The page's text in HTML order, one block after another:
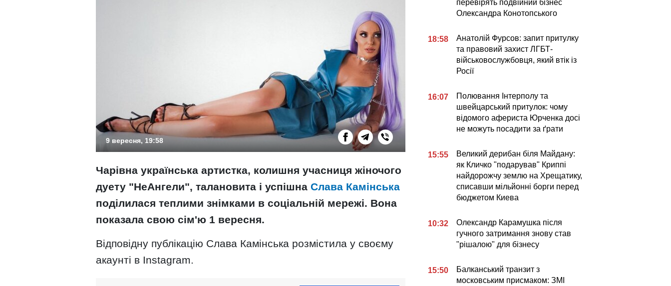
9 вересня, 19:58
Чарівна українська артистка, колишня учасниця жіночого
дуету "НеАнгели", талановита і успішна Слава Камінська
поділилася теплими знімками в соціальній мережі. Вона
показала свою сім'ю 1 вересня.
Відповідну публікацію Слава Камінська розмістила у своєму
акаунті в Instagram.
перевірять подвійний бізнес
Олександра Конотопського
18:58
Анатолій Фурсов: запит притулку
та правовий захист ЛГБТ-
військовослужбовця, який втік із
Росії
16:07
Полювання Інтерполу та
швейцарський притулок: чому
відомого афериста Юрченка досі
не можуть посадити за ґрати
15:55
Великий дерибан біля Майдану:
як Кличко "подарував" Криппі
найдорожчу землю на Хрещатику,
списавши мільйонні борги перед
бюджетом Киева
10:32
Олександр Карамушка після
гучного затримання знову став
"рішалою" для бізнесу
15:50
Балканський транзит з
московським присмаком: ЗМІ